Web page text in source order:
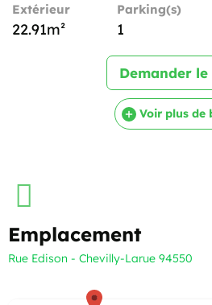
Extérieur
22.91m²
Parking(s)
1
Demander le
Voir plus de
Emplacement
Rue Edison - Chevilly-Larue 94550